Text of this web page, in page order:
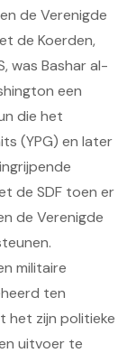
de Verenigde
de Koerden,
was Bashar al-
een
die het
(YPG) en later
de SDF toen er
de Verenigde
militaire
ten
het zijn politieke
uitvoer te